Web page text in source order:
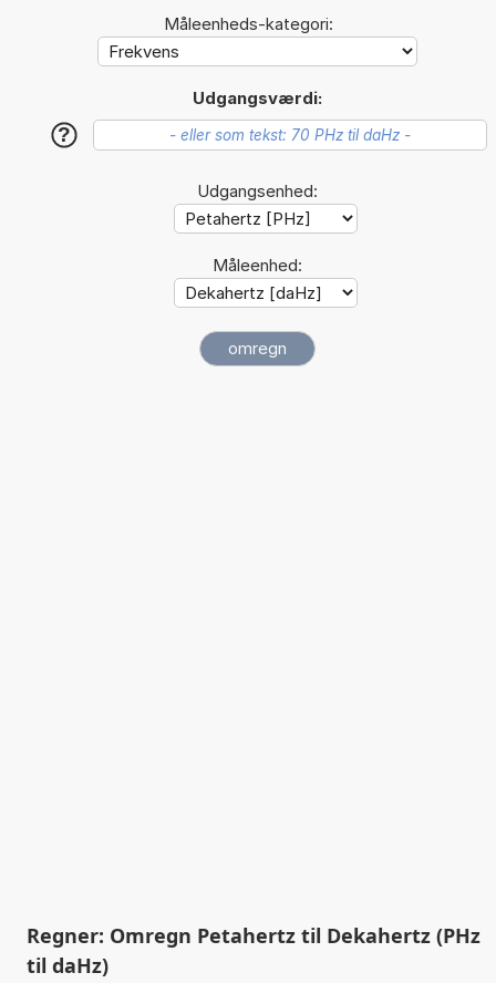
Måleenheds-kategori:
Udgangsværdi:
?
Udgangsenhed:
Måleenhed:
Regner: Omregn Petahertz til Dekahertz (PHz
til daHz)